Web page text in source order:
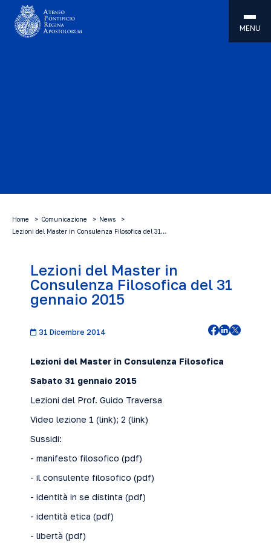
MENU
Home Comunicazione
News
Lezioni del Master in Consulenza Filosofica del 31…
Lezioni del Master in
Consulenza Filosofica del 31
gennaio 2015
31 Dicembre 2014
Lezioni del Master in Consulenza Filosofica
Sabato 31 gennaio 2015
Lezioni del Prof. Guido Traversa
Video lezione 1 (link); 2 (link)
Sussidi:
- manifesto filosofico (pdf)
- il consulente filosofico (pdf)
- identità in se distinta (pdf)
- identità etica (pdf)
- libertà (pdf)